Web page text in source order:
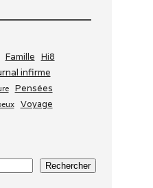
Famille Hi8
infirme
Pensées
Voyage
Rechercher